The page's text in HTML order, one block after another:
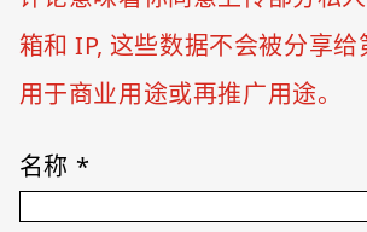
箱和 IP, 这些数据不会被分享
用于商业用途或再推广用途。
名称 *